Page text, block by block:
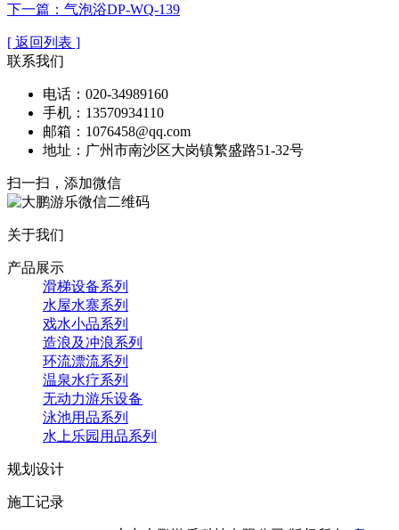
下一篇：气泡浴DP-WQ-139
[ 返回列表 ]
联系我们
电话：020-34989160
手机：13570934110
邮箱：1076458@qq.com
地址：广州市南沙区大岗镇繁盛路51-32号
扫一扫，添加微信
关于我们
产品展示
滑梯设备系列
水屋水寨系列
戏水小品系列
造浪及冲浪系列
环流漂流系列
温泉水疗系列
无动力游乐设备
泳池用品系列
水上乐园用品系列
规划设计
施工记录